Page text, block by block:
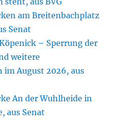
am Breitenbachplatz
Senat
– Sperrung der
weitere
im August 2026, aus
An der Wuhlheide in
aus Senat